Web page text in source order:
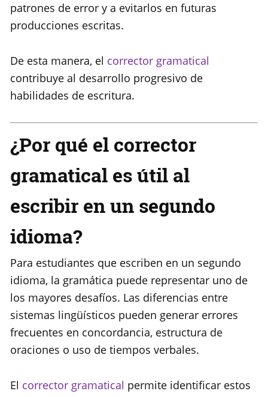
patrones de error y a evitarlos en futuras
producciones escritas.
De esta manera, el corrector gramatical
contribuye al desarrollo progresivo de
habilidades de escritura.
¿Por qué el corrector
gramatical es útil al
escribir en un segundo
idioma?
Para estudiantes que escriben en un segundo
idioma, la gramática puede representar uno de
los mayores desafíos. Las diferencias entre
sistemas lingüísticos pueden generar errores
frecuentes en concordancia, estructura de
oraciones o uso de tiempos verbales.
El corrector gramatical permite identificar estos